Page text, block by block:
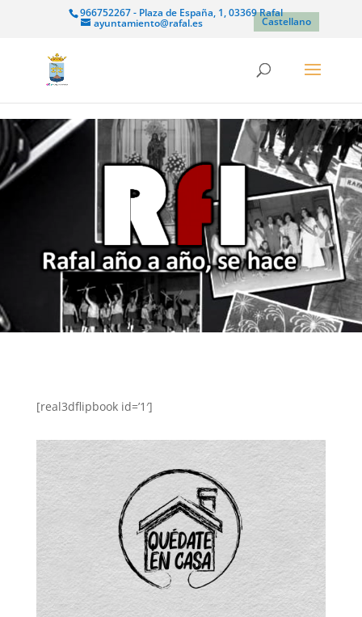
966752267 - Plaza de España, 1, 03369 Rafal
ayuntamiento@rafal.es Castellano
Reproductor
de
vídeo
[real3dflipbook id=’1′]